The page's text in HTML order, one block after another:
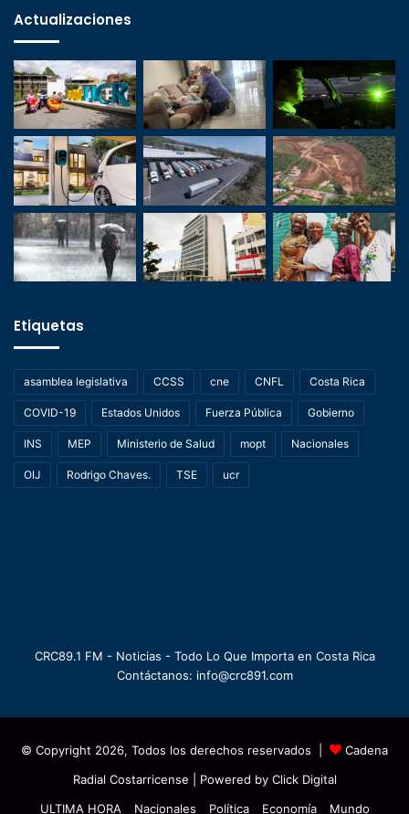
Actualizaciones
Etiquetas
asamblea legislativa CCSS cne CNFL Costa Rica
COVID-19 Estados Unidos Fuerza Pública Gobierno
INS MEP Ministerio de Salud mopt Nacionales
OIJ Rodrigo Chaves. TSE ucr
CRC89.1 FM - Noticias - Todo Lo Que Importa en Costa Rica
Contáctanos: info@crc891.com
© Copyright 2026, Todos los derechos reservados |
Cadena
Radial Costarricense | Powered by Click Digital
ULTIMA HORA
Nacionales Política Economía Mundo